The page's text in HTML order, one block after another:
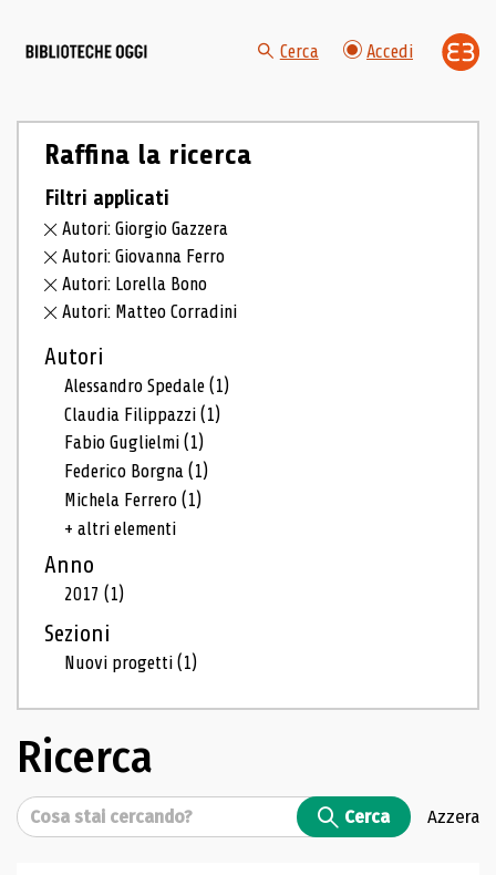
Cerca Accedi
Raffina la ricerca
Filtri applicati
Autori: Giorgio Gazzera
Autori: Giovanna Ferro
Autori: Lorella Bono
Autori: Matteo Corradini
Autori
Alessandro Spedale(1)
Claudia Filippazzi(1)
Fabio Guglielmi(1)
Federico Borgna(1)
Michela Ferrero(1)
+ altri elementi
Anno
2017(1)
Sezioni
Nuovi progetti(1)
Ricerca
Cerca Cerca Azzera